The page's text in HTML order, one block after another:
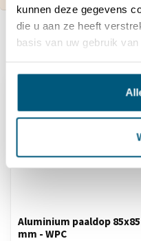
kunnen deze gegevens
die u aan ze heeft
basis van uw gebruik
Recent bekeken
Aluminium paaldop 85x85
mm - WPC